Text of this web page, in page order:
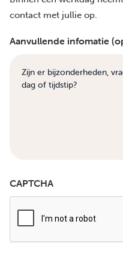
contact met jullie op.
Aanvullende infomatie
CAPTCHA